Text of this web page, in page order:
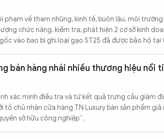
phạm về tham nhũng, kinh tế, buôn lậu, môi
chức năng, kiểm tra, phát hiện 2 cơ sở kinh
vào bao bì ghi loại gạo ST25 đã được bảo hộ tại
bán hàng nhái nhiều thương hiệu nổi
xác minh điều tra và từ kết quả trưng cầu giám
tố chủ nhân cửa hàng TN Luxury bán sản phẩm
sở hữu công nghiệp”.